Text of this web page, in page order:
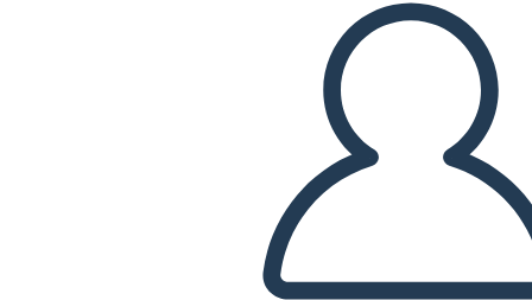
Biografía 1
Copie este guión gráfico
CREAR UN GUIÓN GRÁFICO
JUEGO DE DIAPOSITIVAS
LEERME